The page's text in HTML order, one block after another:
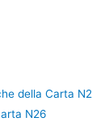
della Carta
N26